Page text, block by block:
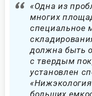
«Одна из
многих
специальное
должна быть
с твердым
установлен
больших